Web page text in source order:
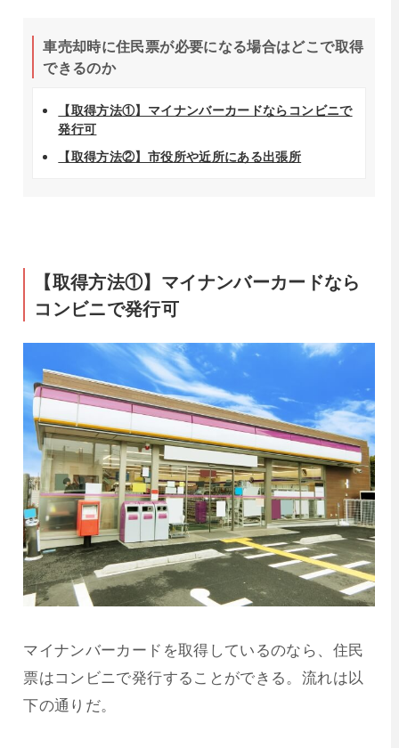
車売却時に住民票が必要になる場合はどこで取得
できるのか
【取得方法①】マイナンバーカードならコンビニで
発行可
【取得方法②】市役所や近所にある出張所
【取得方法①】マイナンバーカードなら
コンビニで発行可
マイナンバーカードを取得しているのなら、住民
票はコンビニで発行することができる。流れは以
下の通りだ。